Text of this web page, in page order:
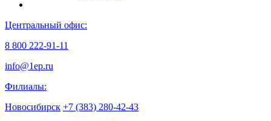
Центральный офис:
8 800 222-91-11
info@1ep.ru
Филиалы:
Новосибирск +7 (383) 280-42-43